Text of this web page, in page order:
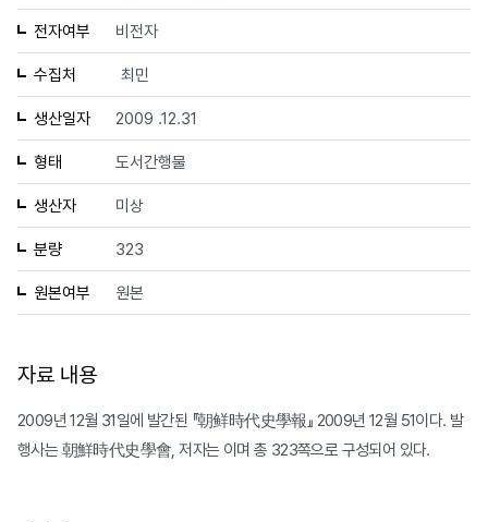
전자여부 비전자
수집처 최민
생산일자 2009 .12.31
형태 도서간행물
생산자 미상
분량 323
원본여부 원본
자료 내용
2009년 12월 31일에 발간된 『朝鲜時代史學報』 2009년 12월 51이다. 발
행사는 朝鮮時代史學會, 저자는 이며 총 323쪽으로 구성되어 있다.